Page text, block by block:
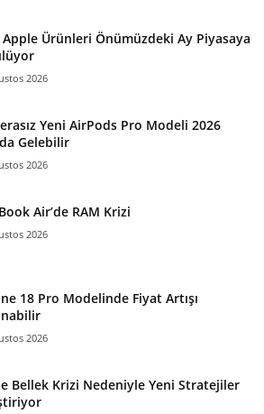
Apple Ürünleri Önümüzdeki Ay Piyasaya
2026
Yeni AirPods Pro Modeli 2026
Gelebilir
2026
Air’de RAM Krizi
2026
18 Pro Modelinde Fiyat Artışı
2026
Bellek Krizi Nedeniyle Yeni Stratejiler